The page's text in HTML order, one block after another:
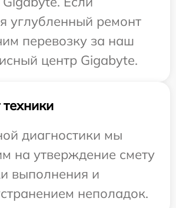
углубленный ремонт
перевозку за наш
центр Gigabyte.
диагностики мы
на утверждение смету
выполнения и
неполадок.